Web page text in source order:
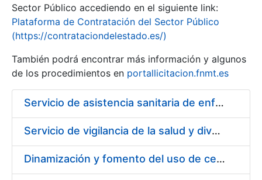
Sector Público accediendo en el siguiente link:
Plataforma de Contratación del Sector Público
(https://contrataciondelestado.es/)
También podrá encontrar más información y algunos
de los procedimientos en portallicitacion.fnmt.es
Servicio de asistencia sanitaria de enfermería de urgencias en la Fábrica Nacional de Moneda y Timbre - Real Casa de la Moneda
Servicio de vigilancia de la salud y diversas actividades preventivas en la Fábrica de Papel de Burgos y actividades sanitarias en el centro de trabajo de Madrid de la Fábrica Nacional de Moneda y Timbre - Real Casa de la Moneda
Dinamización y fomento del uso de certificados CERES en Redes Sociales